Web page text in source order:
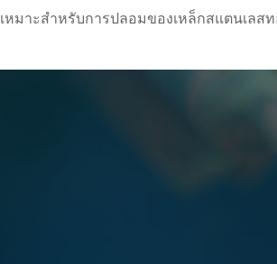
เหมาะสำหรับการปลอมของเหล็กสแตนเลส